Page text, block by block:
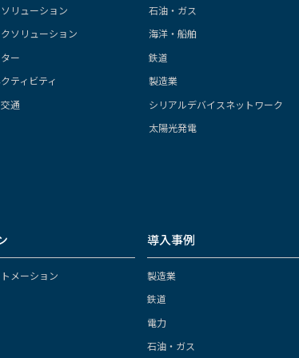
リューション
ソリューション
ー
ティビティ
通
石油・ガス
海洋・船舶
鉄道
製造業
シリアルデバイスネットワーク
太陽光発電
メーション
導入事例
製造業
鉄道
電力
石油・ガス